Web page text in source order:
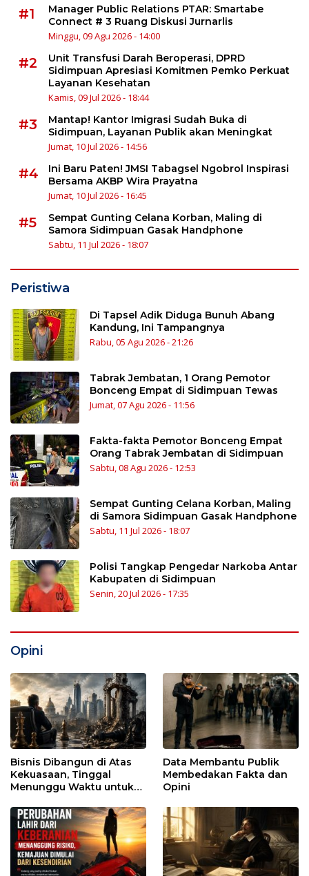
#1
Manager Public Relations PTAR: Smartabe
Connect # 3 Ruang Diskusi Jurnarlis
Minggu, 09 Agu 2026 - 14:00
#2
Unit Transfusi Darah Beroperasi, DPRD
Sidimpuan Apresiasi Komitmen Pemko Perkuat
Layanan Kesehatan
Kamis, 09 Jul 2026 - 18:44
#3
Mantap! Kantor Imigrasi Sudah Buka di
Sidimpuan, Layanan Publik akan Meningkat
Jumat, 10 Jul 2026 - 14:56
#4
Ini Baru Paten! JMSI Tabagsel Ngobrol Inspirasi
Bersama AKBP Wira Prayatna
Jumat, 10 Jul 2026 - 16:45
#5
Sempat Gunting Celana Korban, Maling di
Samora Sidimpuan Gasak Handphone
Sabtu, 11 Jul 2026 - 18:07
Peristiwa
Di Tapsel Adik Diduga Bunuh Abang
Kandung, Ini Tampangnya
Rabu, 05 Agu 2026 - 21:26
Tabrak Jembatan, 1 Orang Pemotor
Bonceng Empat di Sidimpuan Tewas
Jumat, 07 Agu 2026 - 11:56
Fakta-fakta Pemotor Bonceng Empat
Orang Tabrak Jembatan di Sidimpuan
Sabtu, 08 Agu 2026 - 12:53
Sempat Gunting Celana Korban, Maling
di Samora Sidimpuan Gasak Handphone
Sabtu, 11 Jul 2026 - 18:07
Polisi Tangkap Pengedar Narkoba Antar
Kabupaten di Sidimpuan
Senin, 20 Jul 2026 - 17:35
Opini
Bisnis Dibangun di Atas
Kekuasaan, Tinggal
Menunggu Waktu untuk
Data Membantu Publik
Membedakan Fakta dan
Opini